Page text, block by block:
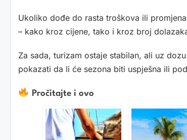
Ukoliko dođe do rasta troškova ili
– kako kroz cijene, tako i kroz broj
Za sada, turizam ostaje stabilan, ali uz
pokazati da li će sezona biti uspješna ili
Pročitajte i ovo